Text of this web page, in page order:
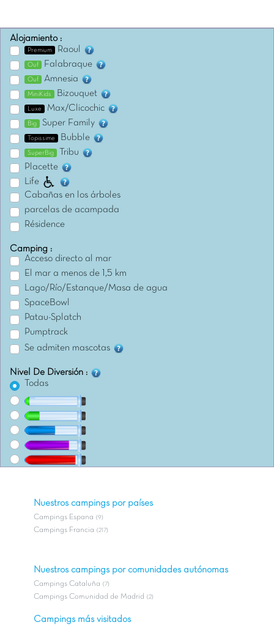
Alojamiento :
Premium Raoul
Ouf Falabraque
Ouf Amnesia
MiniKids Bizouquet
Luxe Max/Clicochic
Big Super Family
Topissime Bubble
SuperBig
Tribu
Placette
Life
Cabañas en los árboles
parcelas de acampada
Résidence
Camping :
Acceso directo al mar
El mar a menos de 1,5 km
Lago/Río/Estanque/Masa de agua
SpaceBowl
Patau-Splatch
Pumptrack
Se admiten mascotas
Nivel De Diversión :
Todas
Nuestros campings por países
Campings Espana (9)
Campings Francia (217)
Nuestros campings por comunidades autónomas
Campings Cataluña (7)
Campings Comunidad de Madrid (2)
Campings más visitados